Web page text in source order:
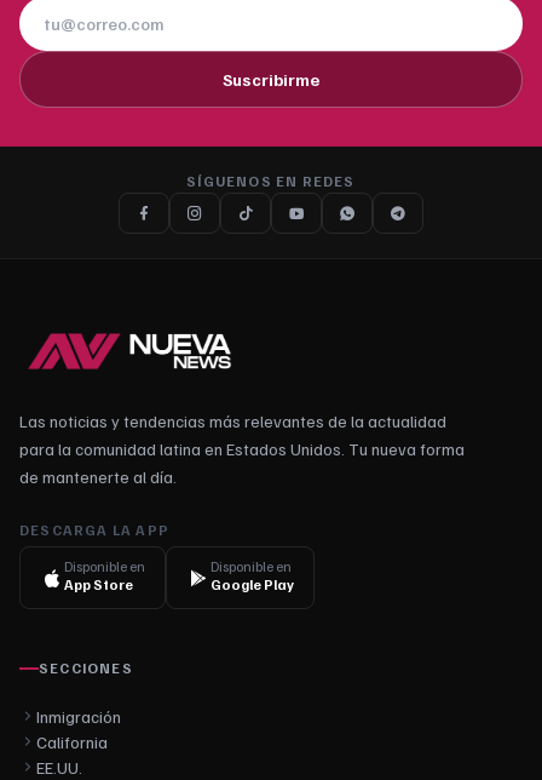
Suscribirme
SÍGUENOS EN REDES
Las noticias y tendencias más relevantes de la actualidad
para la comunidad latina en Estados Unidos. Tu nueva forma
de mantenerte al día.
DESCARGA LA APP
Disponible en
App Store
Disponible en
Google Play
SECCIONES
Inmigración
California
EE.UU.